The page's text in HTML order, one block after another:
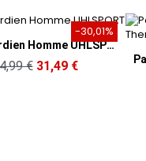
rapide
-30,01%
Short gardien Homme UHLSPORT
€ 31,49 €